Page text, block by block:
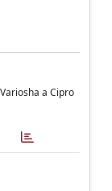
a Cipro